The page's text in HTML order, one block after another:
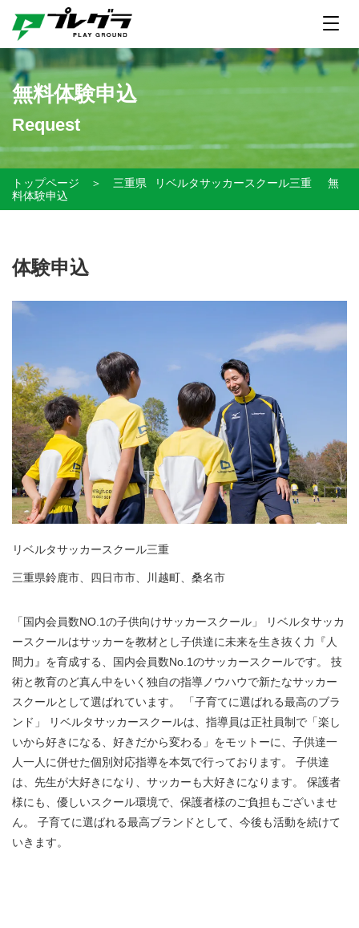
無料体験申込
Request
トップページ ＞ 三重県 リベルタサッカースクール三重
無
料体験申込
体験申込
リベルタサッカースクール三重
三重県鈴鹿市、四日市市、川越町、桑名市
「国内会員数NO.1の子供向けサッカースクール」 リベルタサッカ
ースクールはサッカーを教材とし子供達に未来を生き抜く力『人
間力』を育成する、国内会員数No.1のサッカースクールです。 技
術と教育のど真ん中をいく独自の指導ノウハウで新たなサッカー
スクールとして選ばれています。 「子育てに選ばれる最高のブラ
ンド」 リベルタサッカースクールは、指導員は正社員制で「楽し
いから好きになる、好きだから変わる」をモットーに、子供達一
人一人に併せた個別対応指導を本気で行っております。 子供達
は、先生が大好きになり、サッカーも大好きになります。 保護者
様にも、優しいスクール環境で、保護者様のご負担もございませ
ん。 子育てに選ばれる最高ブランドとして、今後も活動を続けて
いきます。